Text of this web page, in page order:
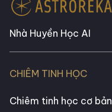
Nhà Huyền Học AI
CHIÊM TINH HỌC
Chiêm tinh học cơ bản